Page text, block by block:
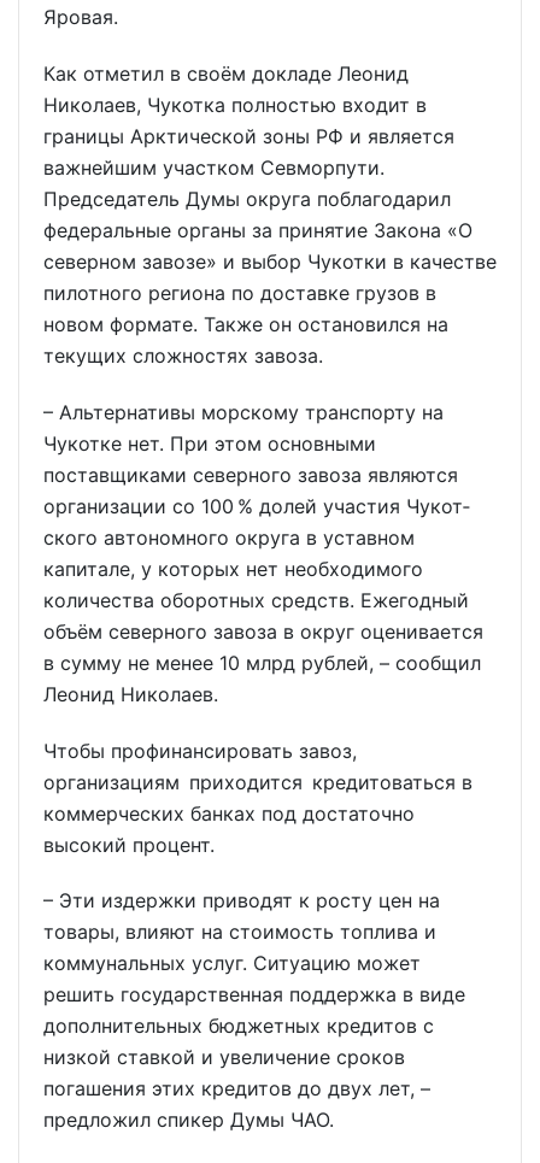
Яровая.
Как отметил в своём докладе Леонид
Николаев, Чукотка полностью входит в
границы Арктической зоны РФ и является
важнейшим участком Севморпути.
Председатель Думы округа поблагодарил
федеральные органы за принятие Закона «О
северном завозе» и выбор Чукотки в качестве
пилотного региона по доставке грузов в
новом формате. Также он остановился на
текущих сложностях завоза.
– Альтернативы морскому транспорту на
Чукотке нет. При этом основными
поставщиками северного завоза являются
организации со 100 % долей участия Чукот­
ского автономного округа в уставном
капитале, у которых нет необходимого
количества оборотных средств. Ежегодный
объём северного завоза в округ оценивается
в сумму не менее 10 млрд рублей, – сообщил
Леонид Николаев.
Чтобы профинансировать завоз,
организациям приходится кредитоваться в
коммерческих банках под достаточно
высокий процент.
– Эти издержки приводят к росту цен на
товары, влияют на стоимость топлива и
коммунальных услуг. Ситуацию может
решить государственная поддержка в виде
дополнительных бюджетных кредитов с
низкой ставкой и увеличение сроков
погашения этих кредитов до двух лет, –
предложил спикер Думы ЧАО.